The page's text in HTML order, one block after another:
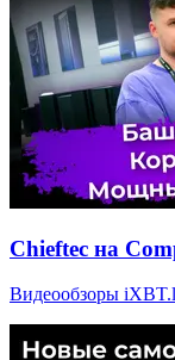
Chieftec на
Видеообзоры